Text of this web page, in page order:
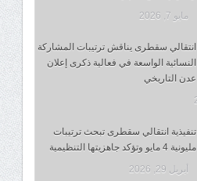
مايو 7, 2026
انتقالي سقطرى يناقش ترتيبات المشاركة
النسائية الواسعة في فعالية ذكرى إعلان
عدن التاريخي
تنفيذية انتقالي سقطرى تبحث ترتيبات
مليونية 4 مايو وتؤكد جاهزيتها التنظيمية
أبريل 29, 2026